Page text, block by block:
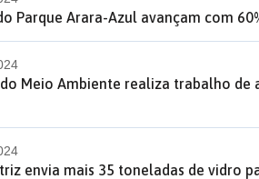
Parque Arara-Azul avançam com
do Meio Ambiente realiza trabalho
envia mais 35 toneladas de vidro